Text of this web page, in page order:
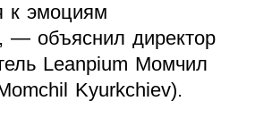
к эмоциям
— объяснил директор
Leanpium Момчил
Kyurkchiev).